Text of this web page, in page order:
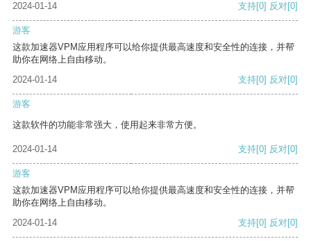
2024-01-14
支持[0] 反对[0]
游客
这款加速器VPM应用程序可以给你提供最高速度和安全性的连接，并帮
助你在网络上自由移动。
2024-01-14
支持[0] 反对[0]
游客
这款软件的功能非常强大，使用起来非常方便。
2024-01-14 支持[0] 反对[0]
游客
这款加速器VPM应用程序可以给你提供最高速度和安全性的连接，并帮
助你在网络上自由移动。
2024-01-14
支持[0] 反对[0]